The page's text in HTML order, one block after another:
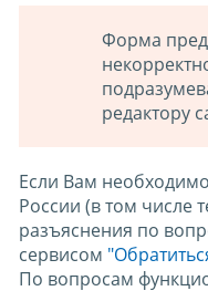
Форма
редактору
Если Вам
России (в том числе
разъяснения по
сервисом
По вопросам